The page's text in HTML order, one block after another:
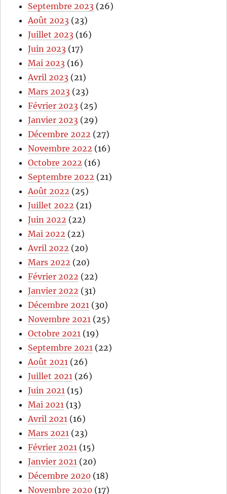
Septembre 2023 (26)
Août 2023 (23)
Juillet 2023 (16)
Juin 2023 (17)
Mai 2023 (16)
Avril 2023 (21)
Mars 2023 (23)
Février 2023 (25)
Janvier 2023 (29)
Décembre 2022 (27)
Novembre 2022 (16)
Octobre 2022 (16)
Septembre 2022 (21)
Août 2022 (25)
Juillet 2022 (21)
Juin 2022 (22)
Mai 2022 (22)
Avril 2022 (20)
Mars 2022 (20)
Février 2022 (22)
Janvier 2022 (31)
Décembre 2021 (30)
Novembre 2021 (25)
Octobre 2021 (19)
Septembre 2021 (22)
Août 2021 (26)
Juillet 2021 (26)
Juin 2021 (15)
Mai 2021 (13)
Avril 2021 (16)
Mars 2021 (23)
Février 2021 (15)
Janvier 2021 (20)
Décembre 2020 (18)
Novembre 2020 (17)